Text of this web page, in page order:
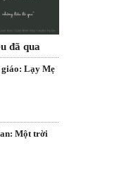
đã qua
giáo: Lạy Mẹ
Một trời